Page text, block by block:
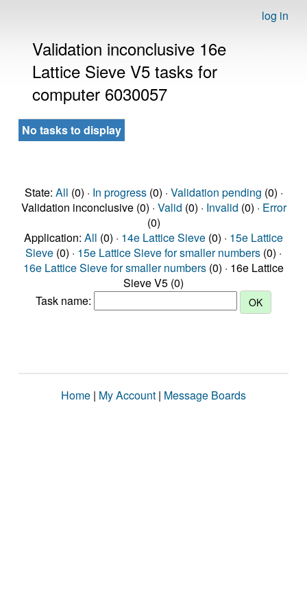
log in
Validation inconclusive 16e
Lattice Sieve V5 tasks for
computer 6030057
No tasks to display
State: All (0) · In progress(0) · Validation pending (0) ·
Validation inconclusive (0) · Valid (0) · Invalid (0) · Error
(0)
Application: All (0) · 14e Lattice Sieve (0) · 15e Lattice
Sieve (0) · 15e Lattice Sieve for smaller numbers (0) ·
16e Lattice Sieve for smaller numbers (0) · 16e Lattice
Sieve V5 (0)
Task name:
Home | My Account | Message Boards